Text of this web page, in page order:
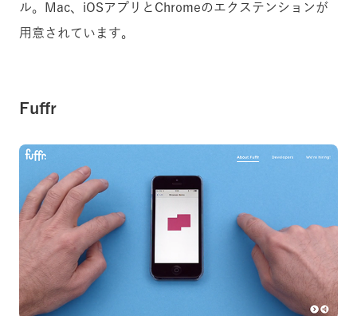
ル。Mac、iOSアプリとChromeのエクステンションが
用意されています。
Fuffr